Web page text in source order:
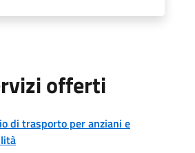
offerti
di trasporto per anziani e